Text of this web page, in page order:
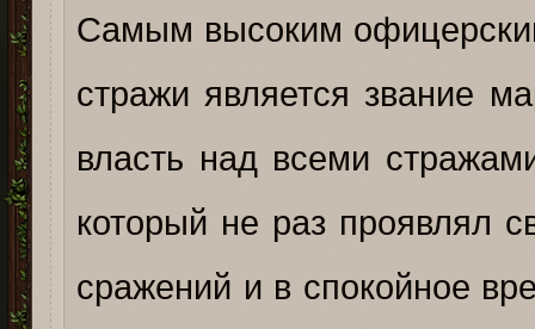
Самым высоким
стражи является звание
власть над всеми
который не раз проявлял
сражений и в спокойное